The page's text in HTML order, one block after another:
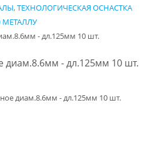
ТЕХНОЛОГИЧЕСКАЯ ОСНАСТКА
МЕТАЛЛУ
- дл.125мм 10 шт.
диам.8.6мм - дл.125мм 10 шт.